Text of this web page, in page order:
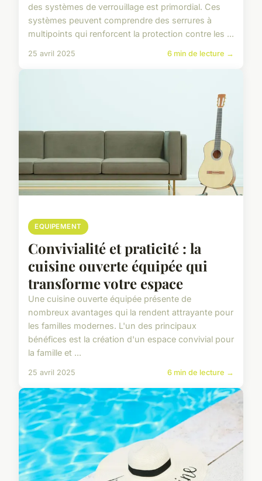
des systèmes de verrouillage est primordial. Ces
systèmes peuvent comprendre des serrures à
multipoints qui renforcent la protection contre les ...
25 avril 2025 6 min de lecture →
EQUIPEMENT
Convivialité et praticité : la
cuisine ouverte équipée qui
transforme votre espace
Une cuisine ouverte équipée présente de
nombreux avantages qui la rendent attrayante pour
les familles modernes. L'un des principaux
bénéfices est la création d'un espace convivial pour
la famille et ...
25 avril 2025 6 min de lecture →